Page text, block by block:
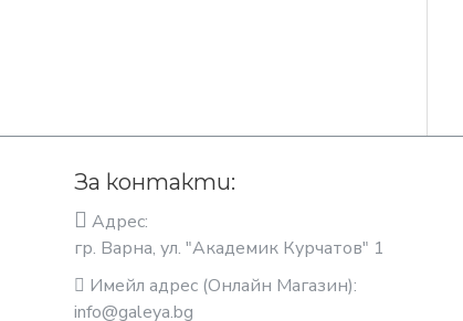
За контакти:
Адрес:
гр. Варна, ул. "Академик Курчатов" 1
Имейл адрес (Онлайн Магазин):
info@galeya.bg